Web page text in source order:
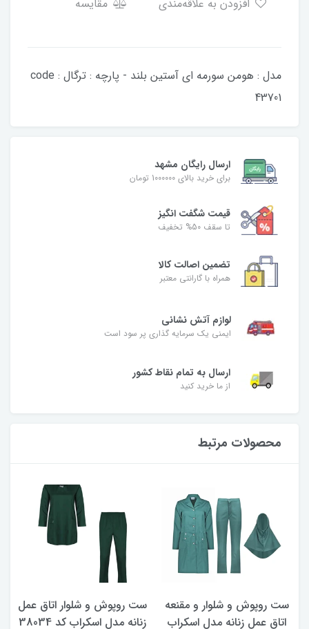
مقایسه
مدل : هومن سورمه ای آستین بلند - پارچه : ترگال code :
43701
ارسال رایگان مشهد
برای خرید بالای 1000000 تومان
قیمت شگفت‌ انگیز
تا سقف 50% تخفیف
تضمین اصالت کالا
همراه با گارانتی معتبر
لوازم آتش نشانی
ایمنی یک سرمایه گذاری پر سود است
ارسال به تمام نقاط کشور
از ما خرید کنید
محصولات مرتبط
ست روپوش و شلوار و مقنعه
اتاق عمل زنانه مدل اسکراب
ست روپوش و شلوار اتاق عمل
زنانه مدل اسکراب کد 38034